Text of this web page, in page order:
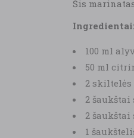
Šis
Ingredientai:
100 ml
50 ml
2
2
2
1